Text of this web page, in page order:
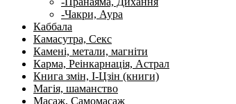
-Чакри, Аура
Каббала
Камасутра, Секс
Камені, метали, магніти
Карма, Реінкарнація, Астрал
Книга змін, І-Цзін (книги)
Магія, шаманство
Масаж, Самомасаж